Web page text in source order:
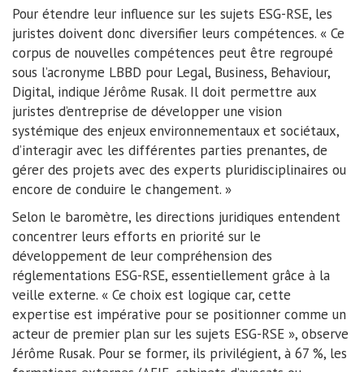
Pour étendre leur influence sur les sujets ESG-RSE, les
juristes doivent donc diversifier leurs compétences. « Ce
corpus de nouvelles compétences peut être regroupé
sous l’acronyme LBBD pour Legal, Business, Behaviour,
Digital, indique Jérôme Rusak. Il doit permettre aux
juristes d’entreprise de développer une vision
systémique des enjeux environnementaux et sociétaux,
d’interagir avec les différentes parties prenantes, de
gérer des projets avec des experts pluridisciplinaires ou
encore de conduire le changement. »
Selon le baromètre, les directions juridiques entendent
concentrer leurs efforts en priorité sur le
développement de leur compréhension des
réglementations ESG-RSE, essentiellement grâce à la
veille externe. « Ce choix est logique car, cette
expertise est impérative pour se positionner comme un
acteur de premier plan sur les sujets ESG-RSE », observe
Jérôme Rusak. Pour se former, ils privilégient, à 67 %, les